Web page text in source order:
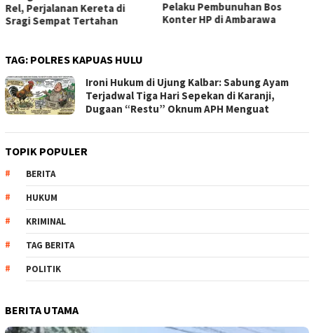
Rel, Perjalanan Kereta di
Sragi Sempat Tertahan
Pelaku Pembunuhan Bos
Konter HP di Ambarawa
TAG: POLRES KAPUAS HULU
Ironi Hukum di Ujung Kalbar: Sabung Ayam
Terjadwal Tiga Hari Sepekan di Karanji,
Dugaan “Restu” Oknum APH Menguat
TOPIK POPULER
BERITA
HUKUM
KRIMINAL
TAG BERITA
POLITIK
BERITA UTAMA